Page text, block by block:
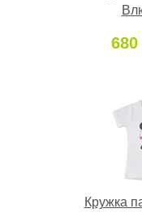
680
Кружка